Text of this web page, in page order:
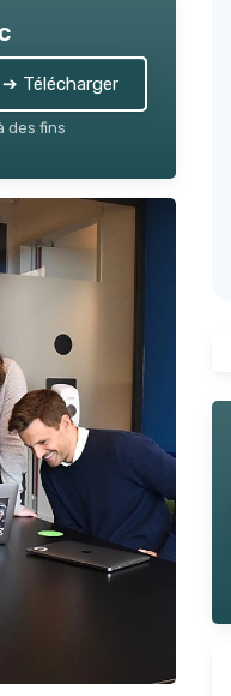
➔ Télécharger
des fins